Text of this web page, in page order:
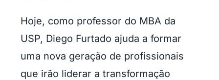
Hoje, como professor do MBA da
USP, Diego Furtado ajuda a formar
uma nova geração de profissionais
que irão liderar a transformação